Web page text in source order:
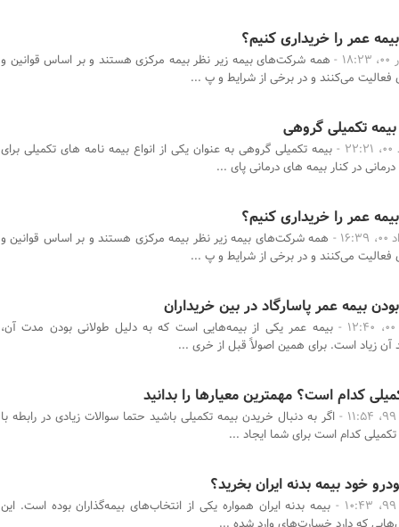
عمر را خریداری کنیم؟
همه شرکت‌های بیمه زیر نظر بیمه مرکزی هستند و بر اساس قوانین و
فعالیت می‌کنند و در برخی از شرایط و پ ...
تکمیلی گروهی
بیمه تکمیلی گروهی به عنوان یکی از انواع بیمه نامه های تکمیلی برای
در کنار بیمه های درمانی پای ...
عمر را خریداری کنیم؟
همه شرکت‌های بیمه زیر نظر بیمه مرکزی هستند و بر اساس قوانین و
فعالیت می‌کنند و در برخی از شرایط و پ ...
بیمه عمر پاسارگاد در بین خریداران
بیمه عمر یکی از بیمه‌هایی است که به دلیل طولانی بودن مدت آن،
زیاد است. برای همین اصولاً قبل از خری ...
کدام است؟ مهمترین معیارها را بدانید
اگر به دنبال خریدن بیمه تکمیلی باشید حتما سوالات زیادی در رابطه با
تکمیلی کدام است برای شما ایجاد ...
خود بیمه بدنه ایران بخرید؟
بیمه بدنه ایران همواره یکی از انتخاب‌های بیمه‌گذاران بوده است. این